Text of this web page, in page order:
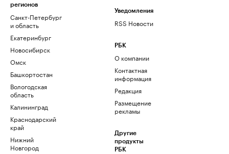
регионов
Санкт-Петербург
и область
Екатеринбург
Новосибирск
Омск
Башкортостан
Вологодская
область
Калининград
Краснодарский
край
Нижний
Новгород
Уведомления
RSS Новости
РБК
О компании
Контактная
информация
Редакция
Размещение
рекламы
Другие
продукты
РБК